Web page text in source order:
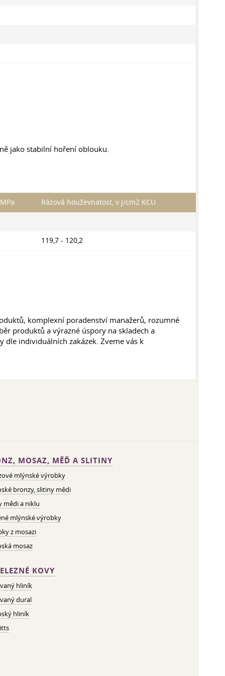
jako stabilní hoření oblouku.
Rázová houževnatost, v J/cm2 KCU
119,7 - 120,2
komplexní poradenství manažerů, rozumné
produktů a výrazné úspory na skladech a
individuálních zakázek. Zveme vás k
MOSAZ, MĚĎ A SLITINY
mlýnské výrobky
bronzy, slitiny mědi
mědi a niklu
mlýnské výrobky
z mosazi
mosaz
KOVY
hliník
dural
hliník